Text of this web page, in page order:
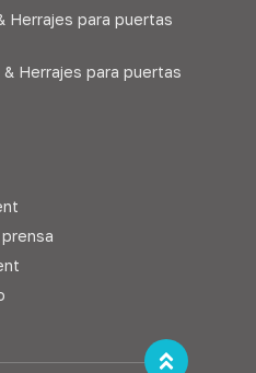
Herrajes para puertas
Herrajes para puertas